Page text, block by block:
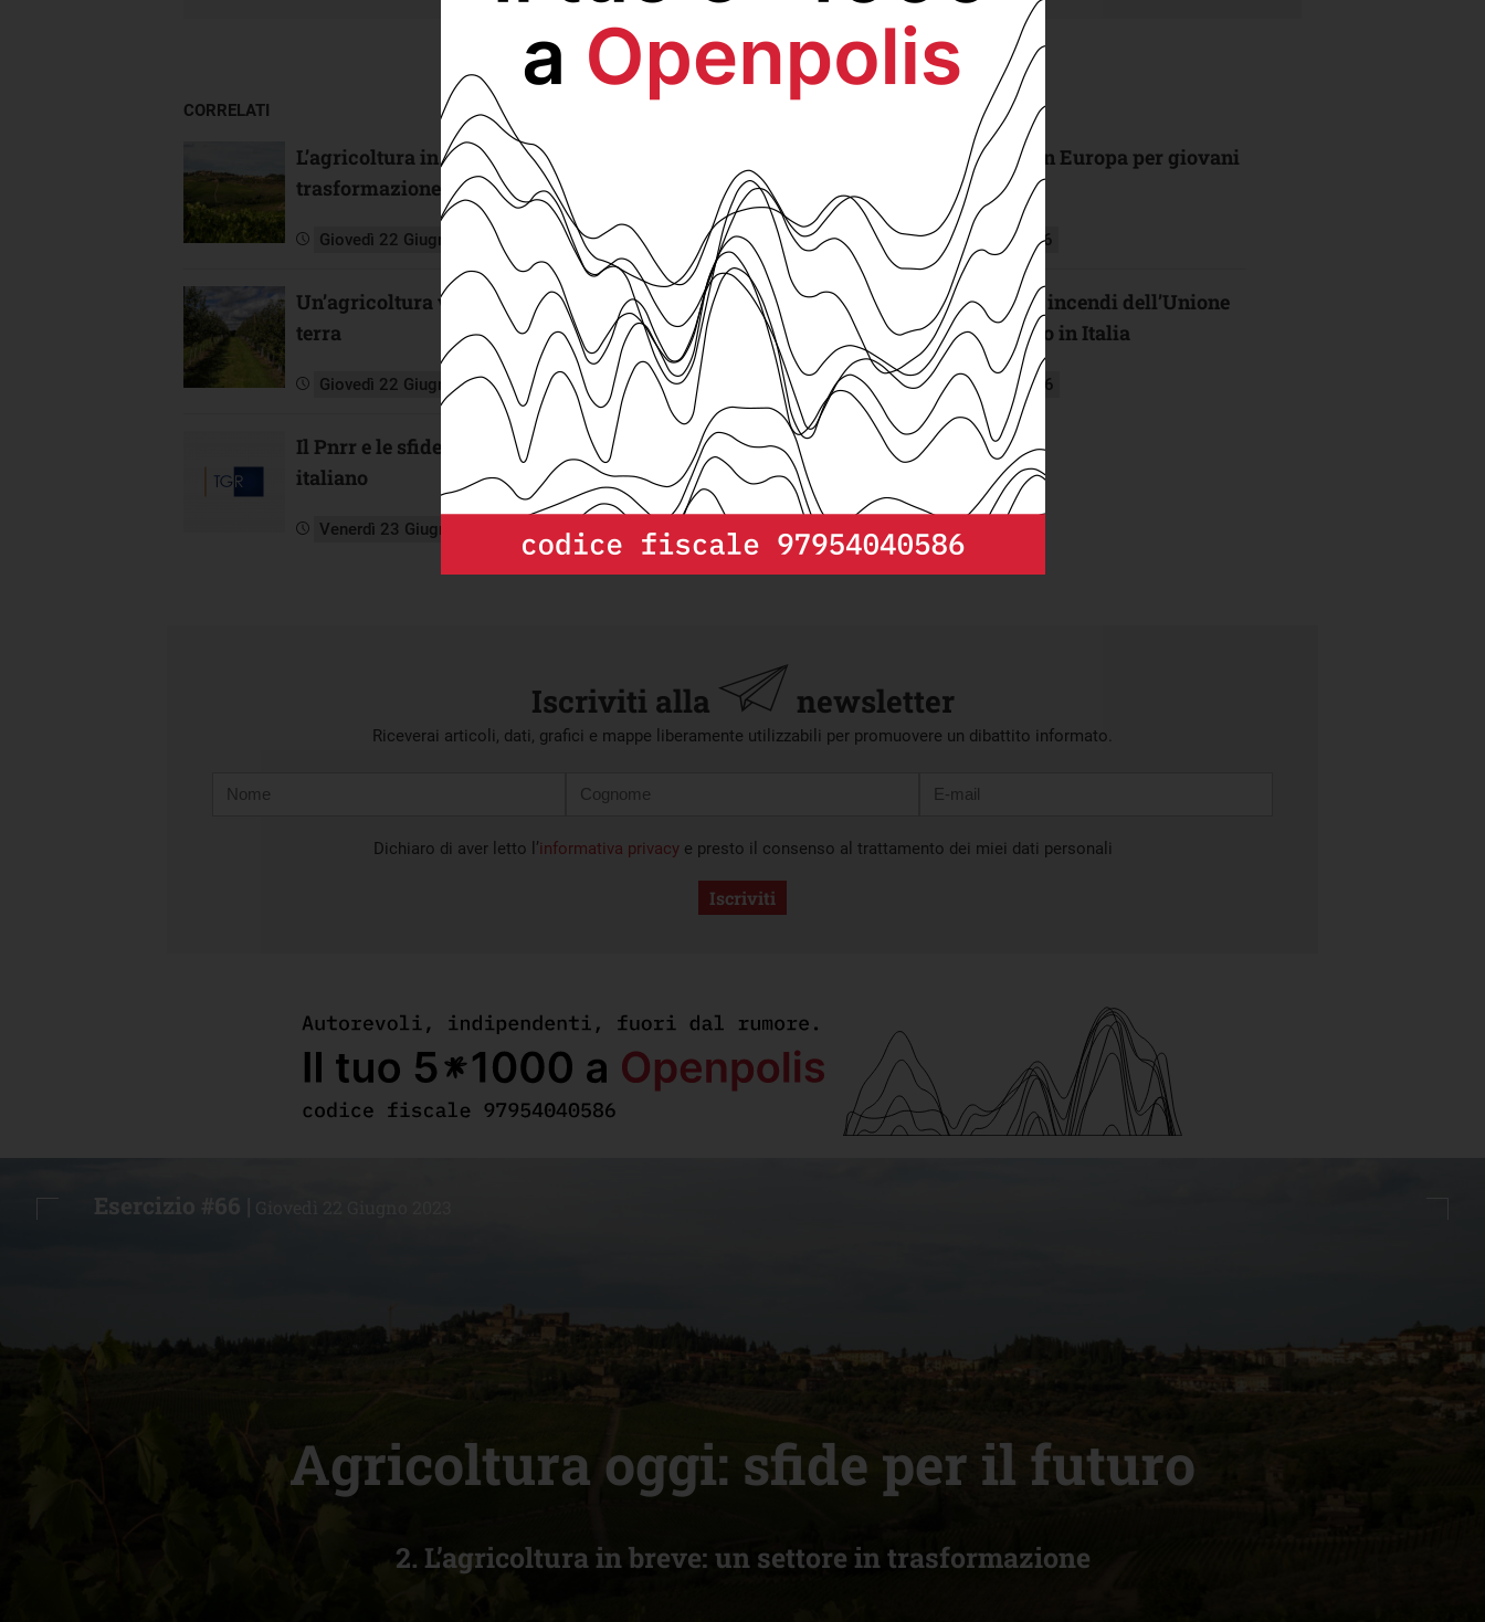
CORRELATI
L’agricoltura in breve: un settore in
trasformazione
Giovedì 22 Giugno 2023
Un’agricoltura vicina alle persone e alla
terra
Giovedì 22 Giugno 2023
Il Pnrr e le sfide per il settore agricolo
italiano
Venerdì 23 Giugno 2023
L’Italia è penultima in Europa per giovani
Martedì 4 Agosto 2026
Più di un terzo degli incendi dell’Unione
Europea è divampato in Italia
Martedì 28 Luglio 2026
Iscriviti alla newsletter
Riceverai articoli, dati, grafici e mappe liberamente utilizzabili per promuovere un dibattito informato.
mail
Dichiaro di aver letto l’informativa privacye presto il consenso al trattamento dei miei dati personali
Iscriviti
Agricoltura oggi: sfide per il futuro
2. L’agricoltura in breve: un settore in trasformazione
Esercizio #66 | Giovedì 22 Giugno 2023